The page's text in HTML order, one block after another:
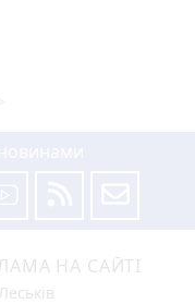
НА САЙТІ